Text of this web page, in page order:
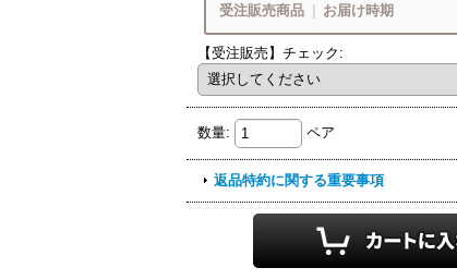
リング
サイズガイド
商品ページ内に
ございます
ご注文後
サイズ変更ご希望の場合
24時間以内に
受注販売商品 | お届け時期
8月営業期間・お届け時期
8/9 ～ 8/16
ご注文・決済お手続き完了後
9
お届け目安
【受注販売】チェック :
数量: ペア
返品特約に関する重要事項